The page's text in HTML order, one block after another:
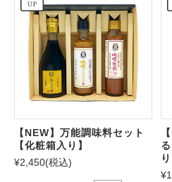
【NEW】万能調味料セット
【化粧箱入り】
¥2,450(税込)
り